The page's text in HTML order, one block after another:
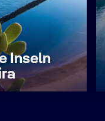
Inseln